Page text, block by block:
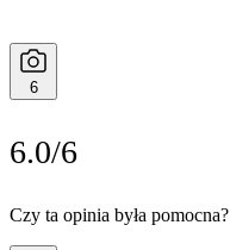
6
6.0/6
Czy ta opinia była pomocna?